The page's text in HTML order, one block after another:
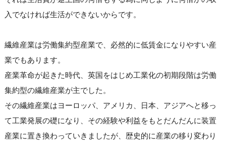
入でなければ生活ができないからです。
繊維産業は労働集約型産業で、必然的に低賃金になりやすい産
業でもあります。
産業革命が起きた時代、英国をはじめ工業化の初期段階は労働
集約型の繊維産業が主でした。
その繊維産業はヨーロッパ、アメリカ、日本、アジアへと移っ
て工業発展の礎になり、その経験や利益をもとだんだんに装置
産業に置き換わっていきましたが、歴史的に産業の移り変わり